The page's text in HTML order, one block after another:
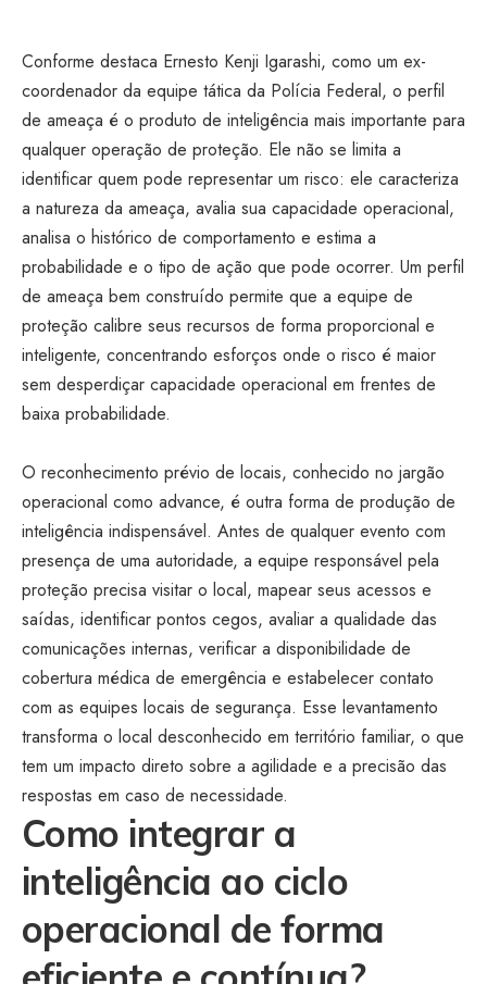
Conforme destaca Ernesto Kenji Igarashi, como um ex-
coordenador da equipe tática da Polícia Federal, o perfil
de ameaça é o produto de inteligência mais importante para
qualquer operação de proteção. Ele não se limita a
identificar quem pode representar um risco: ele caracteriza
a natureza da ameaça, avalia sua capacidade operacional,
analisa o histórico de comportamento e estima a
probabilidade e o tipo de ação que pode ocorrer. Um perfil
de ameaça bem construído permite que a equipe de
proteção calibre seus recursos de forma proporcional e
inteligente, concentrando esforços onde o risco é maior
sem desperdiçar capacidade operacional em frentes de
baixa probabilidade.
O reconhecimento prévio de locais, conhecido no jargão
operacional como advance, é outra forma de produção de
inteligência indispensável. Antes de qualquer evento com
presença de uma autoridade, a equipe responsável pela
proteção precisa visitar o local, mapear seus acessos e
saídas, identificar pontos cegos, avaliar a qualidade das
comunicações internas, verificar a disponibilidade de
cobertura médica de emergência e estabelecer contato
com as equipes locais de segurança. Esse levantamento
transforma o local desconhecido em território familiar, o que
tem um impacto direto sobre a agilidade e a precisão das
respostas em caso de necessidade.
Como integrar a
inteligência ao ciclo
operacional de forma